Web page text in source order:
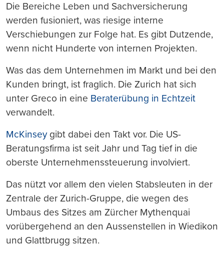
Die Bereiche Leben und Sachversicherung
werden fusioniert, was riesige interne
Verschiebungen zur Folge hat. Es gibt Dutzende,
wenn nicht Hunderte von internen Projekten.
Was das dem Unternehmen im Markt und bei den
Kunden bringt, ist fraglich. Die Zurich hat sich
unter Greco in eine Beraterübung in Echtzeit
verwandelt.
McKinseygibt dabei den Takt vor. Die US-
Beratungsfirma ist seit Jahr und Tag tief in die
oberste Unternehmenssteuerung involviert.
Das nützt vor allem den vielen Stabsleuten in der
Zentrale der Zurich-Gruppe, die wegen des
Umbaus des Sitzes am Zürcher Mythenquai
vorübergehend an den Aussenstellen in Wiedikon
und Glattbrugg sitzen.